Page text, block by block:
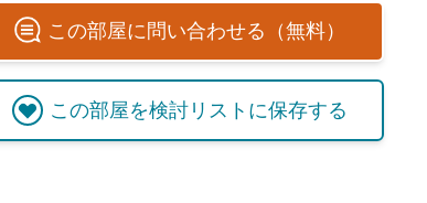
この部屋に問い合わせる（無料）
この部屋を検討リストに保存する